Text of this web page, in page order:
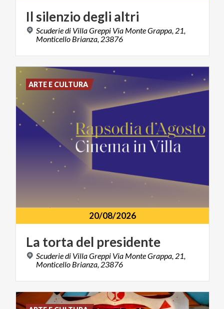
Il silenziodegli altri
Scuderie di Villa Greppi Via Monte Grappa, 21,
Monticello Brianza, 23876
20/08/2026
La torta del presidente
Scuderie di Villa Greppi Via Monte Grappa, 21,
Monticello Brianza, 23876
ARTE E CULTURA